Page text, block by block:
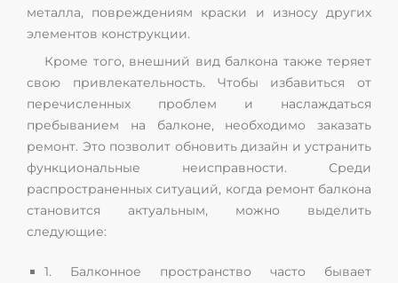
металла, повреждениям краски и износу других
элементов конструкции.
Кроме того, внешний вид балкона также теряет
свою привлекательность. Чтобы избавиться от
перечисленных проблем и наслаждаться
пребыванием на балконе, необходимо заказать
ремонт. Это позволит обновить дизайн и устранить
функциональные неисправности. Среди
распространенных ситуаций, когда ремонт балкона
становится актуальным, можно выделить
следующие:
1. Балконное пространство часто бывает